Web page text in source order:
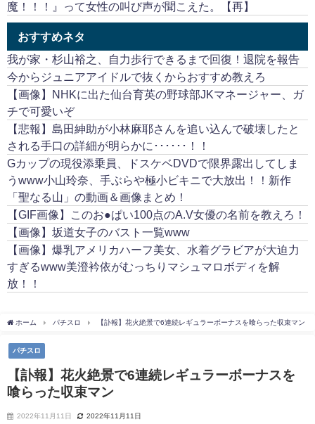
魔！！！』って女性の叫び声が聞こえた。【再】
おすすめネタ
我が家・杉山裕之、自力歩行できるまで回復！退院を報告
今からジュニアアイドルで抜くからおすすめ教えろ
【画像】NHKに出た仙台育英の野球部JKマネージャー、ガ
チで可愛いぞ
【悲報】島田紳助が小林麻耶さんを追い込んで破壊したと
される手口の詳細が明らかに･･････！！
Gカップの現役添乗員、ドスケベDVDで限界露出してしま
うwww小山玲奈、手ぶらや極小ビキニで大放出！！新作
「聖なる山」の動画＆画像まとめ！
【GIF画像】このお●ぱい100点のA.V女優の名前を教えろ！
【画像】坂道女子のバスト一覧www
【画像】爆乳アメリカハーフ美女、水着グラビアが大迫力
すぎるwww美澄衿依がむっちりマシュマロボディを解
放！！
ホーム パチスロ 【訃報】花火絶景で6連続レギュラーボーナスを喰らった収束マン
パチスロ
【訃報】花火絶景で6連続レギュラーボーナスを
喰らった収束マン
2022年11月11日 2022年11月11日